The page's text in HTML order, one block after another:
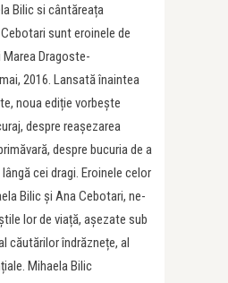
Bilic si cântăreața
sunt eroinele de
Dragoste-
2016. Lansată înaintea
noua ediție vorbește
despre reașezarea
despre bucuria de a
cei dragi. Eroinele celor
Bilic și Ana Cebotari, ne-
lor de viață, așezate sub
căutărilor îndrăznețe, al
Mihaela Bilic